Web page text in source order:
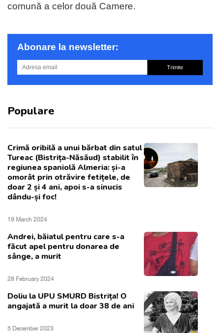
comună a celor două Camere.
Abonare la newsletter:
Trimite
Populare
Crimă oribilă a unui bărbat din satul
Tureac (Bistrița-Năsăud) stabilit în
regiunea spaniolă Almeria: și-a
omorât prin otrăvire fetițele, de
doar 2 și 4 ani, apoi s-a sinucis
dându-și foc!
19 March 2024
Andrei, băiatul pentru care s-a
făcut apel pentru donarea de
sânge, a murit
28 February 2024
Doliu la UPU SMURD Bistrița! O
angajată a murit la doar 38 de ani
5 December 2023